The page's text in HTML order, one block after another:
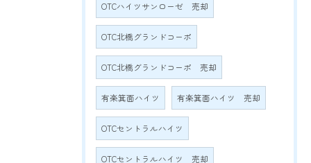
OTCハイツサンローゼ 売却
OTC北橋グランドコーポ
OTC北橋グランドコーポ 売却
有楽箕面ハイツ 有楽箕面ハイツ 売却
OTCセントラルハイツ
OTCセントラルハイツ 売却